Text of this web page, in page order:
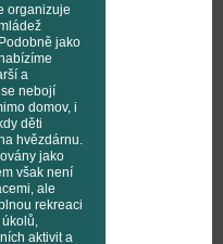
organizuje
jako
a
nebojí
domov, i
děti
hvězdárnu.
jako
však není
ale
rekreaci
aktivit a